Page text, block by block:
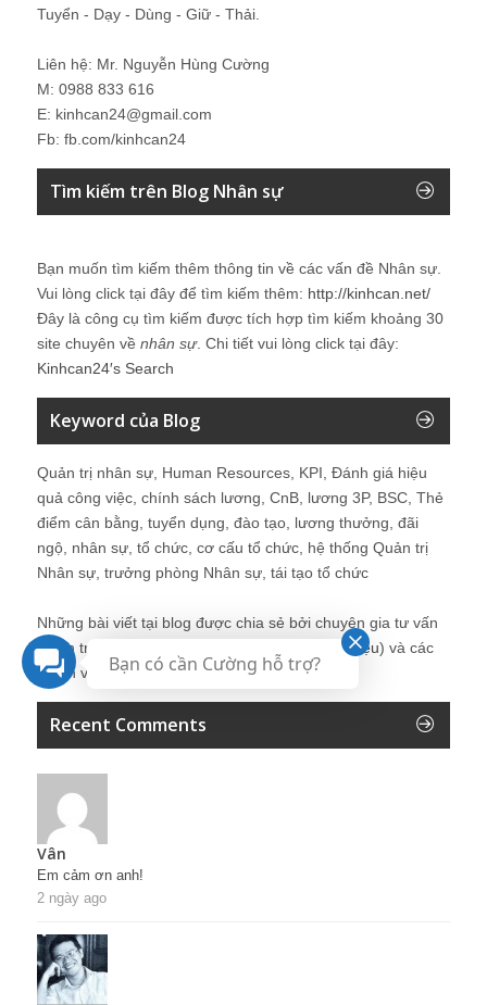
Tuyển - Dạy - Dùng - Giữ - Thải.
Liên hệ: Mr. Nguyễn Hùng Cường
M: 0988 833 616
E: kinhcan24@gmail.com
Fb: fb.com/kinhcan24
Tìm kiếm trên Blog Nhân sự
Bạn muốn tìm kiếm thêm thông tin về các vấn đề Nhân sự.
Vui lòng click tại đây để tìm kiếm thêm: http://kinhcan.net/
Đây là công cụ tìm kiếm được tích hợp tìm kiếm khoảng 30
site chuyên về nhân sự. Chi tiết vui lòng click tại đây:
Kinhcan24′s Search
Keyword của Blog
Quản trị nhân sự, Human Resources, KPI, Đánh giá hiệu
quả công việc, chính sách lương, CnB, lương 3P, BSC, Thẻ
điểm cân bằng, tuyển dụng, đào tạo, lương thưởng, đãi
ngộ, nhân sự, tổ chức, cơ cấu tổ chức, hệ thống Quản trị
Nhân sự, trưởng phòng Nhân sự, tái tạo tổ chức
Những bài viết tại blog được chia sẻ bởi chuyên gia tư vấn
Quản trị Nhân sự Nguyễn Hùng Cường (
giới thiệu) và các
thành viên khác trong cộng đồng Nhân sự.
Recent Comments
Vân
Em cảm ơn anh!
2 ngày ago
Bạn có cần Cường hỗ trợ?